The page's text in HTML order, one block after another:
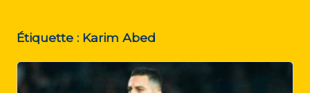
Étiquette : Karim Abed